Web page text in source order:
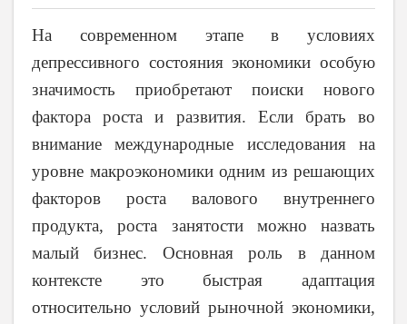
На современном этапе в условиях
депрессивного состояния экономики особую
значимость приобретают поиски нового
фактора роста и развития. Если брать во
внимание международные исследования на
уровне макроэкономики одним из решающих
факторов роста валового внутреннего
продукта, роста занятости можно назвать
малый бизнес. Основная роль в данном
контексте это быстрая адаптация
относительно условий рыночной экономики,